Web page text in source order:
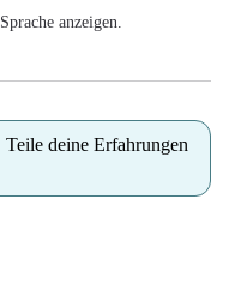
anzeigen.
deine Erfahrungen